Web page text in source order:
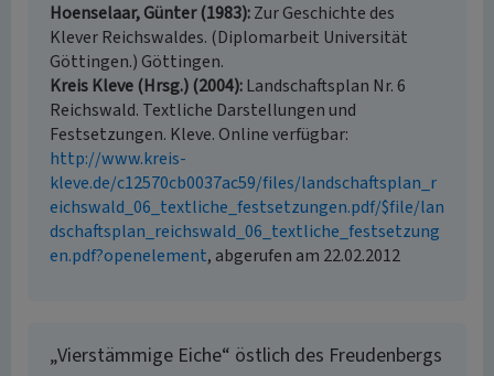
Hoenselaar, Günter (1983) Zur Geschichte des
Klever Reichswaldes. (Diplomarbeit Universität
Göttingen.) Göttingen.
Kreis Kleve (Hrsg.) (2004) Landschaftsplan Nr. 6
Reichswald. Textliche Darstellungen und
Festsetzungen. Kleve. Online verfügbar:
http://www.kreis-
kleve.de/c12570cb0037ac59/files/landschaftsplan_r
eichswald_06_textliche_festsetzungen.pdf/$file/lan
dschaftsplan_reichswald_06_textliche_festsetzung
en.pdf?openelement, abgerufen am 22.02.2012
„Vierstämmige Eiche“ östlich des Freudenbergs